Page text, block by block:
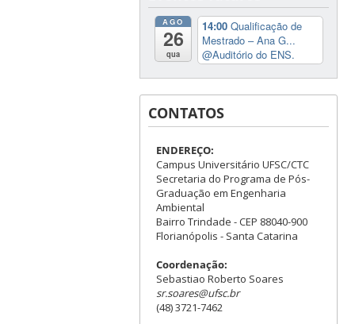
AGO
26
qua
14:00Qualificação de
Mestrado – Ana G...
@Auditório do ENS.
CONTATOS
ENDEREÇO:
Campus Universitário UFSC/CTC
Secretaria do Programa de Pós-
Graduação em Engenharia
Ambiental
Bairro Trindade - CEP 88040-900
Florianópolis - Santa Catarina
Coordenação:
Sebastiao Roberto Soares
sr.soares@ufsc.br
(48) 3721-7462